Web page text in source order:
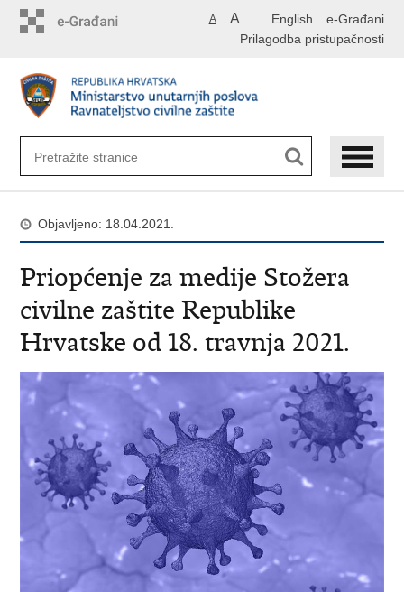
English e-Građani
A A
Prilagodba pristupačnosti
Objavljeno: 18.04.2021.
Priopćenje za medije Stožera
civilne zaštite Republike
Hrvatske od 18. travnja 2021.